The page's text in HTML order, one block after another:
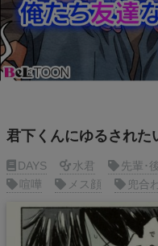
君下くんにゆるされた
DAYS 水君 先輩･
喧嘩
メス顔 兜合